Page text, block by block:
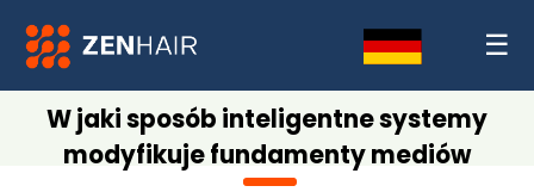
☰
W jaki sposób inteligentne systemy
modyfikuje fundamenty mediów